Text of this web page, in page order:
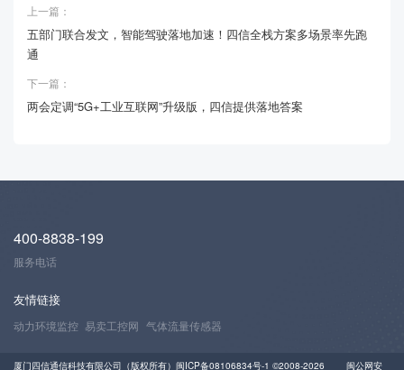
上一篇：
五部门联合发文，智能驾驶落地加速！四信全栈方案多场景率先跑
通
下一篇：
两会定调“5G+工业互联网”升级版，四信提供落地答案
400-8838-199
服务电话
友情链接
动力环境监控 易卖工控网 气体流量传感器
厦门四信通信科技有限公司（版权所有） 闽ICP备08106834号-1 ©2008-2026 闽公网安